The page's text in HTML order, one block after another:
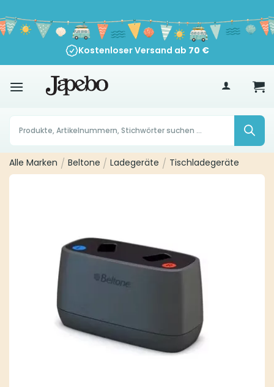
Inhalt
springen
Kostenloser Versand ab 70 €
Products
search
Alle Marken / Beltone / Ladegeräte / Tischladegeräte